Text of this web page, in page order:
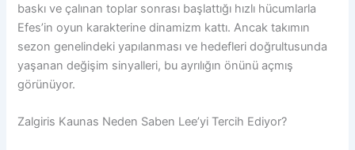
baskı ve çalınan toplar sonrası başlattığı hızlı hücumlarla
Efes’in oyun karakterine dinamizm kattı. Ancak takımın
sezon genelindeki yapılanması ve hedefleri doğrultusunda
yaşanan değişim sinyalleri, bu ayrılığın önünü açmış
görünüyor.
Zalgiris Kaunas Neden Saben Lee’yi Tercih Ediyor?